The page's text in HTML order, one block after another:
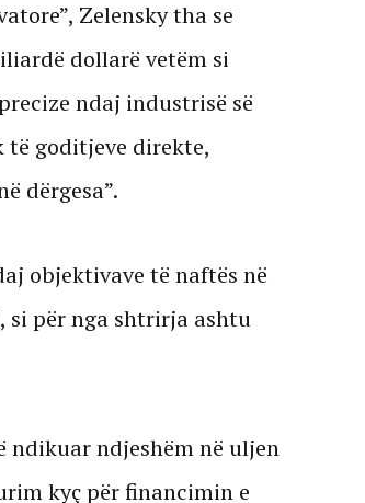
Zelensky tha se
dollarë vetëm si
ndaj industrisë së
goditjeve direkte,
dërgesa”.
objektivave të naftës në
për nga shtrirja ashtu
ndikuar ndjeshëm në uljen
kyç për financimin e